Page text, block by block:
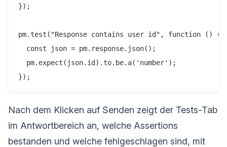
});
pm.test("Response contains user id", function () {
  const json = pm.response.json();
  pm.expect(json.id).to.be.a('number');
Nach dem Klicken auf Senden zeigt der Tests-Tab
im Antwortbereich an, welche Assertions
bestanden und welche fehlgeschlagen sind, mit